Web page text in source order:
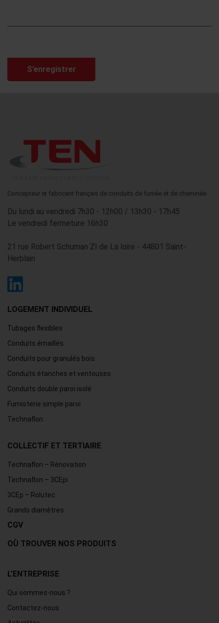
S’enregistrer
Concepteur et fabricant français de conduits de fumée et de cheminée
Du lundi au vendredi 7h30 - 12h00 / 13h30 - 17h45
Le vendredi fermeture 16h30
21 rue Robert Schuman ZI de La loire - 44801 Saint-
Herblain
LOGEMENT INDIVIDUEL
Tubages flexibles
Conduits émaillés
Conduits pour granulés bois
Conduits étanches et ventouses
Conduits double paroi isolé
Fumisterie simple paroi
Technaflon
COLLECTIF ET TERTIAIRE
Technaflon – Rénovation
Technaflon – 3CEpi
3CEp – Rolutec
Grands diamètres
CGV
OÙ TROUVER NOS PRODUITS
L’ENTREPRISE
Qui sommes-nous ?
Contactez-nous